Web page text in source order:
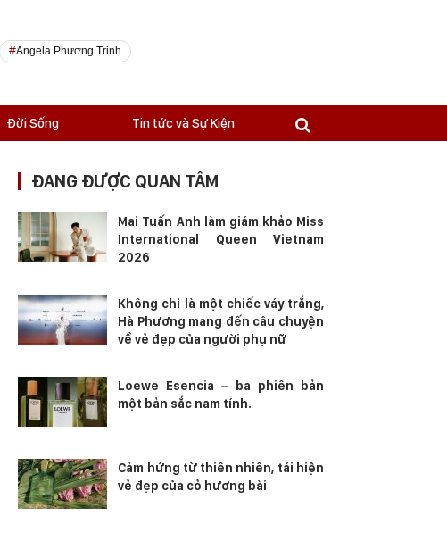
Angela Phương Trinh
Đời Sống Tin tức và Sự Kiện
ĐANG ĐƯỢC QUAN TÂM
Mai Tuấn Anh làm giám khảo Miss
International Queen Vietnam
2026
Không chỉ là một chiếc váy trắng,
Hà Phương mang đến câu chuyện
về vẻ đẹp của người phụ nữ
Loewe Esencia – ba phiên bản
một bản sắc nam tính.
Cảm hứng từ thiên nhiên, tái hiện
vẻ đẹp của cỏ hương bài